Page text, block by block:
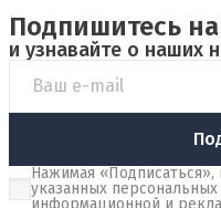
Подпишитесь
и узнавайте о наших
Нажимая «Подписаться»,
указанных
информационной и